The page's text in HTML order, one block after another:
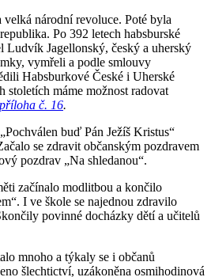
velká národní revoluce. Poté byla
Po 392 letech habsburské
Ludvík Jagellonský, český a uherský
vymřeli a podle smlouvy
Habsburkové České i Uherské
stoletích máme možnost radovat
č. 16.
buď Pán Ježíš Kristus“
se zdravit občanským pozdravem
pozdrav „Na shledanou“.
začínalo modlitbou a končilo
I ve škole se najednou zdravilo
povinné docházky dětí a učitelů
mnoho a týkaly se i občanů
šlechtictví, uzákoněna osmihodinová